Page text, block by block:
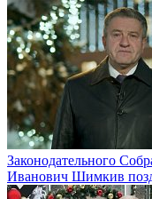
Законодательного
Иванович Шимкив